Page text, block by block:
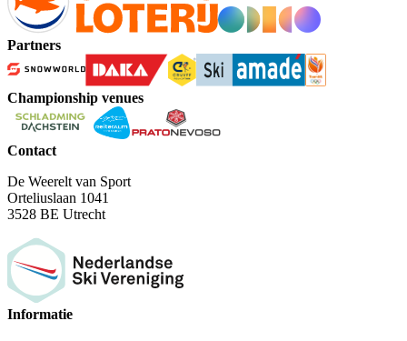
Partners
Championship venues
Contact
De Weerelt van Sport
Orteliuslaan 1041
3528 BE Utrecht
Informatie